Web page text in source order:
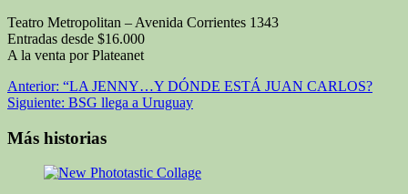
Teatro Metropolitan – Avenida Corrientes 1343
Entradas desde $16.000
A la venta por Plateanet
Navegación
de
entradas
Anterior: “LA JENNY…Y DÓNDE ESTÁ JUAN CARLOS?
Siguiente: BSG llega a Uruguay
Más historias